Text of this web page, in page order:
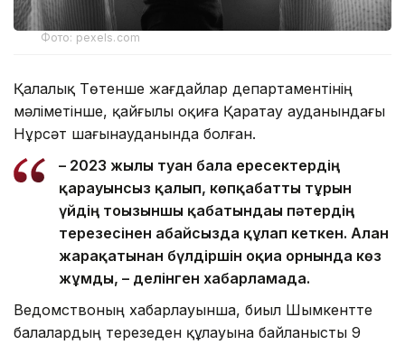
Фото: pexels.com
Қалалық Төтенше жағдайлар департаментінің
мәліметінше, қайғылы оқиға Қаратау ауданындағы
Нұрсәт шағынауданында болған.
– 2023 жылы туған бала ересектердің
қарауынсыз қалып, көпқабатты тұрғын
үйдің тоғызыншы қабатындағы пәтердің
терезесінен абайсызда құлап кеткен. Алған
жарақатынан бүлдіршін оқиға орнында көз
жұмды, – делінген хабарламада.
Ведомствоның хабарлауынша, биыл Шымкентте
балалардың терезеден құлауына байланысты 9